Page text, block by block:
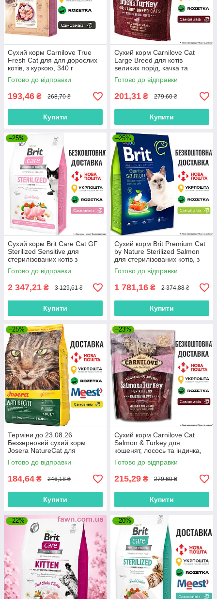
Сухий корм Carnilove True
Fresh Cat для для дорослих
котів, з куркою, 340 г
Готово до відправки
193,46 ₴ 268,70 ₴
Купити
Сухий корм Carnilove Cat
Large Breed для котів
великих порід, качка та
індичка, 400 г
Готово до відправки
201,31 ₴ 279,60 ₴
Купити
–25%
Сухий корм Brit Care Cat GF
Sterilized Sensitive для
стерилізованих котів з
чутливим травленням, з
кроликом, 7 кг
Готово до відправки
2 347,21 ₴ 3 129,61 ₴
Купити
–25%
Сухий корм Brit Premium Cat
by Nature Sterilized Salmon
для стерилізованих котів, з
лососем, 8 кг
Готово до відправки
1 781,16 ₴ 2 374,88 ₴
Купити
–25%
Терміни до 23.08.26
Беззерновий сухий корм
Josera NatureCat для
дорослих котів з чутливим
травленням, 0.4 кг
Готово до відправки
184,64 ₴ 246,18 ₴
Купити
–23%
Сухий корм Carnilove Cat
Salmon & Turkey для
кошенят, лосось та індичка,
400 г
Готово до відправки
215,29 ₴ 279,60 ₴
Купити
–22% –20%